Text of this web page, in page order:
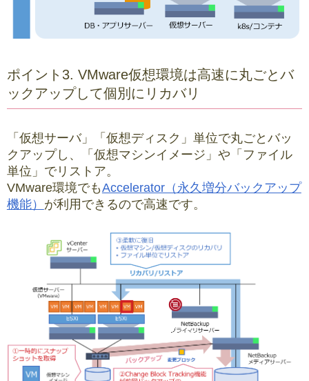
ポイント3. VMware仮想環境は高速に丸ごとバ
ックアップして個別にリカバリ
「仮想サーバ」「仮想ディスク」単位で丸ごとバッ
クアップし、「仮想マシンイメージ」や「ファイル
単位」でリストア。
VMware環境でもAccelerator（永久増分バックアップ
機能） が利用できるので高速です。